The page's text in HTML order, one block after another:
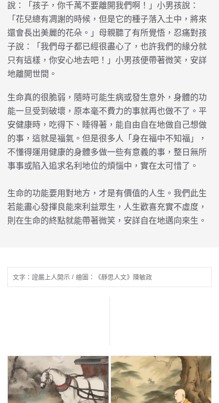
說：「孩子，你千萬不要離開我們啊！」小男孩說：
「花兒總有凋謝的時候，但是它的種子落入土中，將來
還會長出美麗的花朵。」母親聽了有所覺悟，忍痛對孩
子說：「我們母子都已經很盡心了，也許我們的緣分就
只有這樣，你安心地去吧！」小男孩便帶著微笑，安詳
地離開世間。
生命真的很脆弱，隨時可能生病或發生意外，身體的功
能一旦受到破壞，原本毫不費力的事就再也做不了。平
安健康時，吃得下、睡得著，能自由自在地做自己想做
的事，這就是福氣。但是很多人「身在福中不知福」，
不懂得運用健康的身體多做一些有意義的事，整日無所
事事或陷入追求名利地位的煩惱中，實在太可惜了。
生命的功能要用對地方，才是有價值的人生。我們此生
若能盡心發揮良能來利益眾生，人生歡喜充實不虛度，
則在生命的終點就能帶著微笑，安詳自在地邁向來生。
文字：證嚴上人開示 / 繪圖：《靜思人文》陳敏政